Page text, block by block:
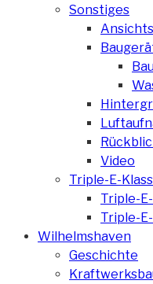
Sonstiges
Video
Triple-E-
Triple-
Triple-
Wilhelmshaven
Geschichte